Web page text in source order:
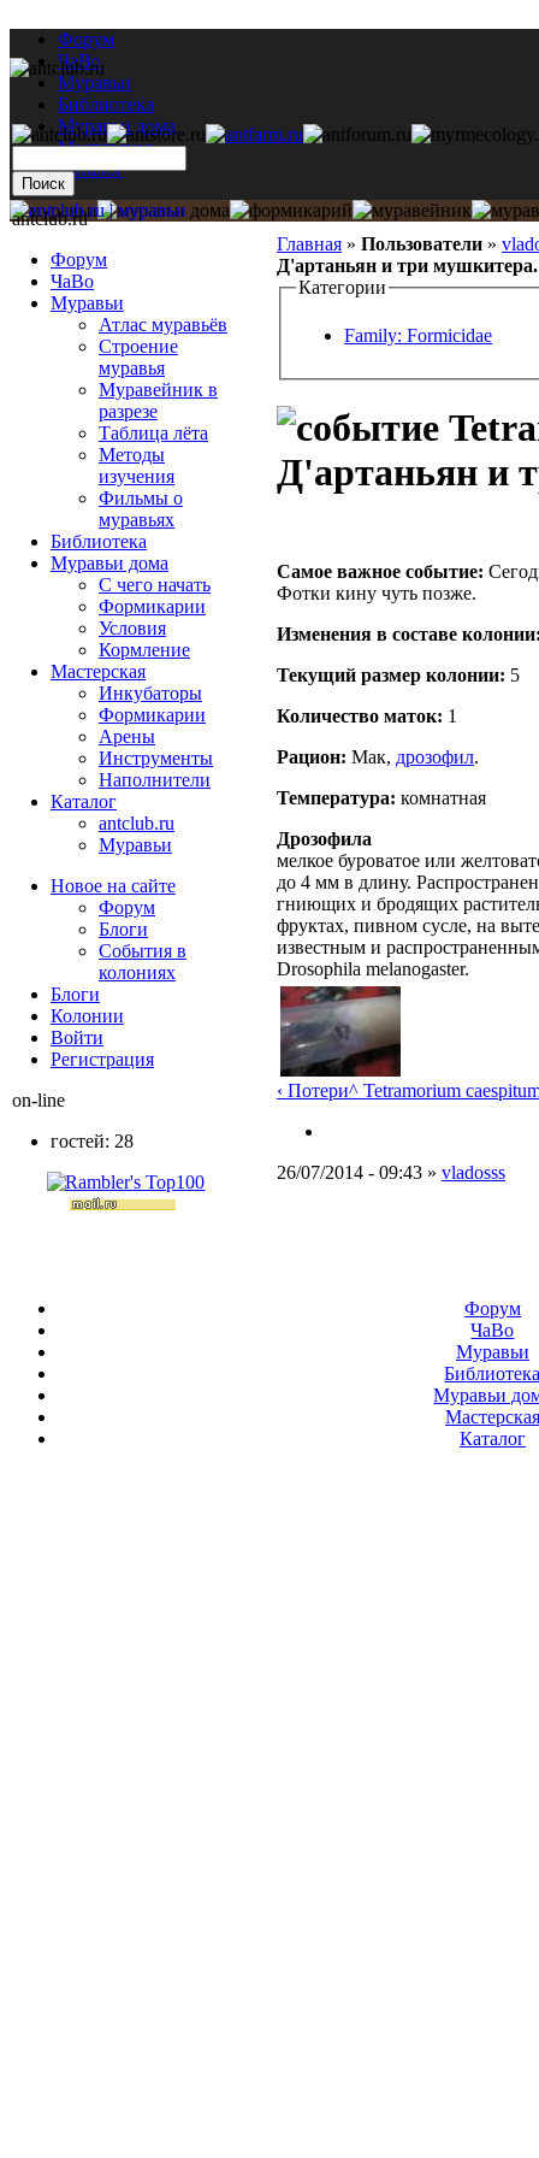
Форум
ЧаВо
Муравьи
Библиотека
Муравьи дома
Мастерская
Каталог
Главная » Пользователи »
Д'артаньян и три мушкитера.
Категории
Family: Formicidae
Д'артаньян и
Самое важное событие:
Фотки кину чуть позже.
Изменения в составе
Текущий размер кoлонии: 5
Количество маток: 1
Рацион: Мак, дрозофил.
Температура: комнатная
Дрозофила
мелкое буроватое или
до 4 мм в длину.
гниющих и бродящих
фруктах, пивном сусле, на
известным и
Drosophila melanogaster.
‹ Потери^ Tetramorium
26/07/2014 - 09:43 » vladosss
antclub.ru
Форум
ЧаВо
Муравьи
Атлас муравьёв
Строение
муравья
Муравейник в
разрезе
Таблица лёта
Методы
изучения
Фильмы о
муравьях
Библиотека
Муравьи дома
С чего начать
Формикарии
Условия
Кормление
Мастерская
Инкубаторы
Формикарии
Арены
Инструменты
Наполнители
Каталог
antclub.ru
Муравьи
Новое на сайте
Форум
Блоги
События в
колониях
Блоги
Колонии
Войти
Peгиcтpaция
on-line
гостей: 28
Форум
ЧаВо
Муравьи
Муравьи
Мастерская
Каталог